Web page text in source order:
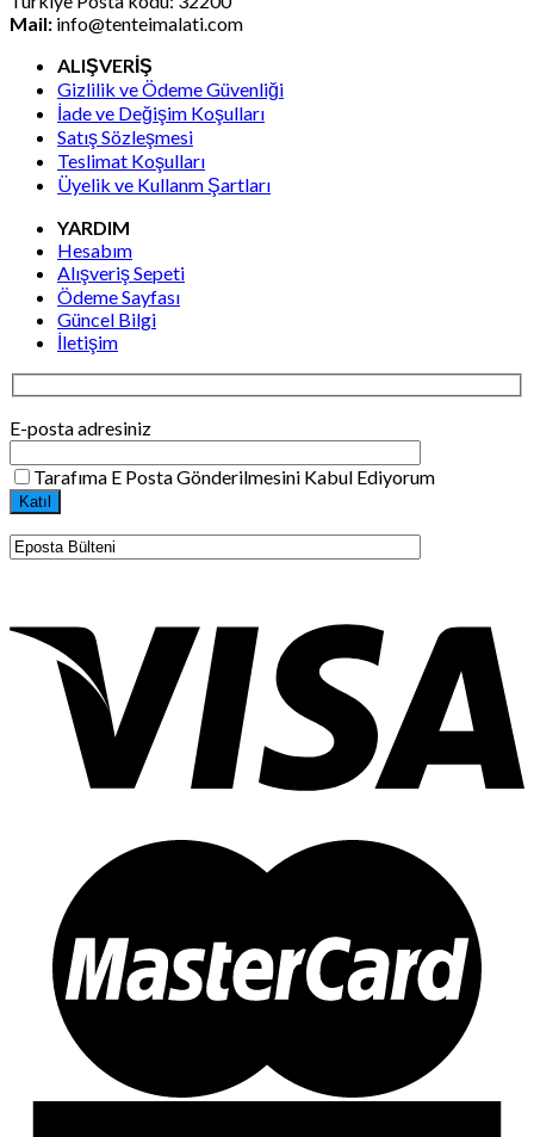
Mail: info@tenteimalati.com
ALIŞVERİŞ
Gizlilik ve Ödeme Güvenliği
İade ve Değişim Koşulları
Satış Sözleşmesi
Teslimat Koşulları
Üyelik ve Kullanm Şartları
YARDIM
Hesabım
Alışveriş Sepeti
Ödeme Sayfası
Güncel Bilgi
İletişim
E-posta adresiniz
Tarafıma E Posta Gönderilmesini Kabul Ediyorum